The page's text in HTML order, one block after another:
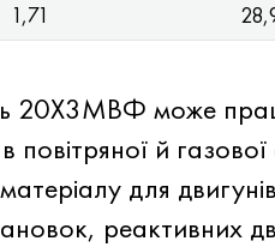
1,71
20Х3МВФ може
в повітряної й
для
реактивних